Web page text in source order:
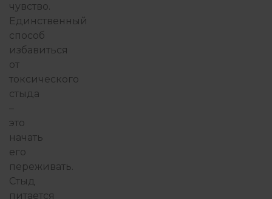
чувство.
Единственный
способ
избавиться
от
токсического
стыда
–
это
начать
его
переживать.
Стыд
питается